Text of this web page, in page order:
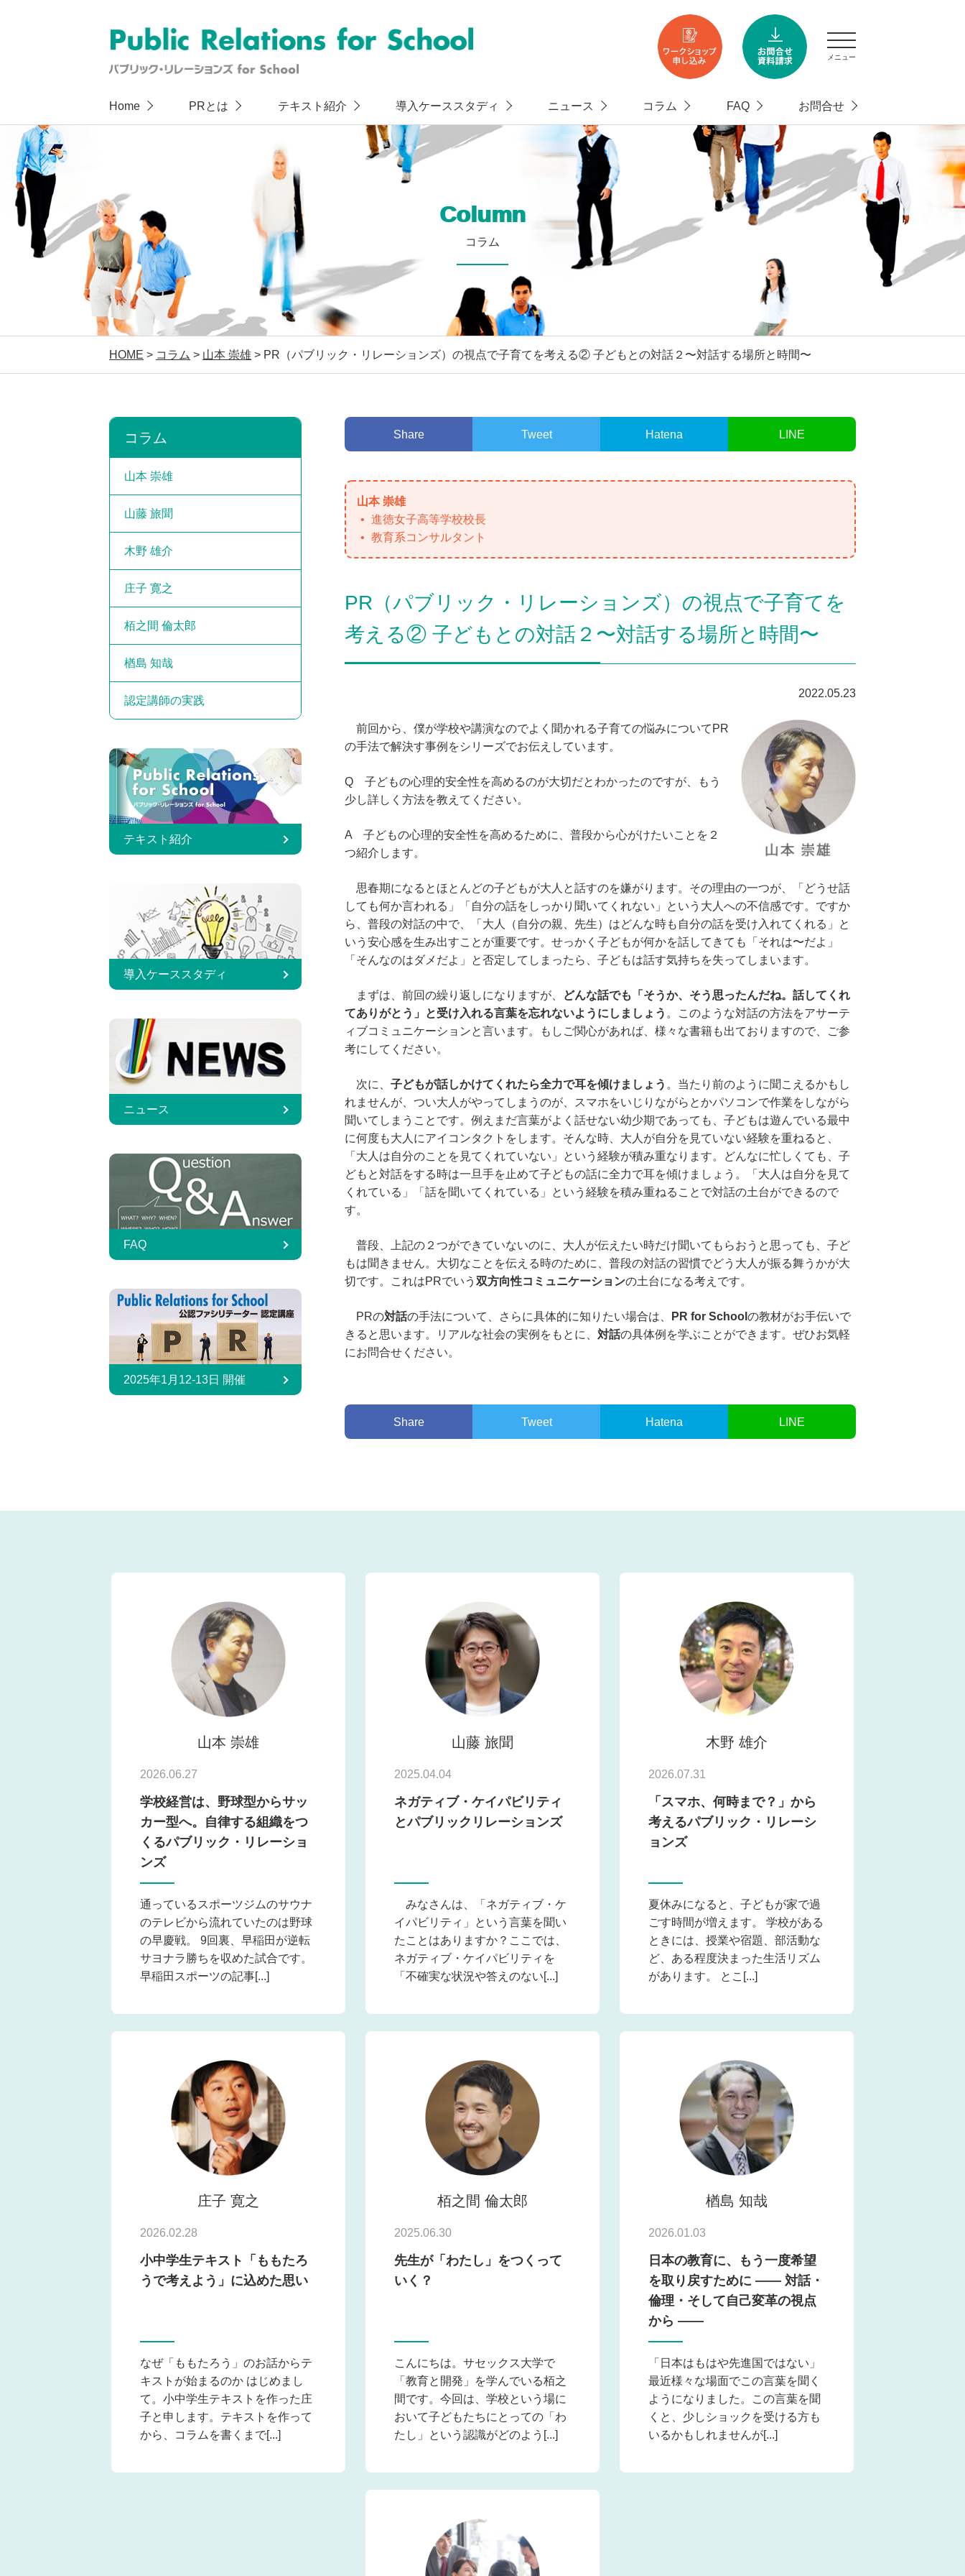
メニュー
Home PRとは テキスト紹介 導入ケーススタディ ニュース コラム FAQ お問合せ
Column
コラム
HOME > コラム > 山本 崇雄 > PR（パブリック・リレーションズ）の視点で子育てを考える② 子どもとの対話２〜対話する場所と時間〜
Share Tweet Hatena LINE
山本 崇雄
進徳女子高等学校校長
教育系コンサルタント
PR（パブリック・リレーションズ）の視点で子育てを
考える② 子どもとの対話２〜対話する場所と時間〜
2022.05.23
前回から、僕が学校や講演なのでよく聞かれる子育ての悩みについてPR
の手法で解決す事例をシリーズでお伝えしています。
Q 子どもの心理的安全性を高めるのが大切だとわかったのですが、もう
少し詳しく方法を教えてください。
A 子どもの心理的安全性を高めるために、普段から心がけたいことを２
つ紹介します。
思春期になるとほとんどの子どもが大人と話すのを嫌がります。その理由の一つが、「どうせ話
しても何か言われる」「自分の話をしっかり聞いてくれない」という大人への不信感です。ですか
ら、普段の対話の中で、「大人（自分の親、先生）はどんな時も自分の話を受け入れてくれる」と
いう安心感を生み出すことが重要です。せっかく子どもが何かを話してきても「それは〜だよ」
「そんなのはダメだよ」と否定してしまったら、子どもは話す気持ちを失ってしまいます。
まずは、前回の繰り返しになりますが、
どんな話でも「そうか、そう思ったんだね。話してくれ
てありがとう」と受け入れる言葉を忘れないようにしましょう 。このような対話の方法をアサーテ
ィブコミュニケーションと言います。もしご関心があれば、様々な書籍も出ておりますので、ご参
考にしてください。
次に、 子どもが話しかけてくれたら全力で耳を傾けましょう 。当たり前のように聞こえるかもし
れませんが、つい大人がやってしまうのが、スマホをいじりながらとかパソコンで作業をしながら
聞いてしまうことです。例えまだ言葉がよく話せない幼少期であっても、子どもは遊んでいる最中
に何度も大人にアイコンタクトをします。そんな時、大人が自分を見ていない経験を重ねると、
「大人は自分のことを見てくれていない」という経験が積み重なります。どんなに忙しくても、子
どもと対話をする時は一旦手を止めて子どもの話に全力で耳を傾けましょう。「大人は自分を見て
くれている」「話を聞いてくれている」という経験を積み重ねることで対話の土台ができるので
す。
普段、上記の２つができていないのに、大人が伝えたい時だけ聞いてもらおうと思っても、子ど
もは聞きません。大切なことを伝える時のために、普段の対話の習慣でどう大人が振る舞うかが大
切です。これはPRでいう 双方向性コミュニケーションの土台になる考えです。
PRの対話の手法について、さらに具体的に知りたい場合は、 PR for School の教材がお手伝いで
きると思います。リアルな社会の実例をもとに、 対話の具体例を学ぶことができます。ぜひお気軽
にお問合せください。
Share Tweet Hatena LINE
コラム
山本 崇雄
山藤 旅聞
木野 雄介
庄子 寛之
栢之間 倫太郎
楢島 知哉
認定講師の実践
テキスト紹介
導入ケーススタディ
ニュース
FAQ
2025年1月12-13日 開催
山本 崇雄
2026.06.27
学校経営は、野球型からサッ
カー型へ。自律する組織をつ
くるパブリック・リレーショ
ンズ
通っているスポーツジムのサウナ
のテレビから流れていたのは野球
の早慶戦。 9回裏、早稲田が逆転
サヨナラ勝ちを収めた試合です。
早稲田スポーツの記事[...]
山藤 旅聞
2025.04.04
ネガティブ・ケイパビリティ
とパブリックリレーションズ
みなさんは、「ネガティブ・ケ
イパビリティ」という言葉を聞い
たことはありますか？ここでは、
ネガティブ・ケイパビリティを
「不確実な状況や答えのない[...]
木野 雄介
2026.07.31
「スマホ、何時まで？」から
考えるパブリック・リレーシ
ョンズ
夏休みになると、子どもが家で過
ごす時間が増えます。 学校がある
ときには、授業や宿題、部活動な
ど、ある程度決まった生活リズム
があります。 とこ[...]
庄子 寛之
2026.02.28
小中学生テキスト「ももたろ
うで考えよう」に込めた思い
なぜ「ももたろう」のお話からテ
キストが始まるのか はじめまし
て。小中学生テキストを作った庄
子と申します。テキストを作って
から、コラムを書くまで[...]
栢之間 倫太郎
2025.06.30
先生が「わたし」をつくって
いく？
こんにちは。サセックス大学で
「教育と開発」を学んでいる栢之
間です。今回は、学校という場に
おいて子どもたちにとっての「わ
たし」という認識がどのよう[...]
楢島 知哉
2026.01.03
日本の教育に、もう一度希望
を取り戻すために ―― 対話・
倫理・そして自己変革の視点
から ――
「日本はもはや先進国ではない」
最近様々な場面でこの言葉を聞く
ようになりました。この言葉を聞
くと、少しショックを受ける方も
いるかもしれませんが[...]